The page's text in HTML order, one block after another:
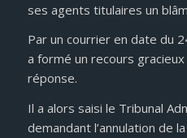
ses agents titulaires un
Par un courrier en date du
a formé un recours
réponse.
Il a alors saisi le Tribunal
demandant l’annulation de